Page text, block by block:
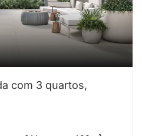
com 3 quartos,